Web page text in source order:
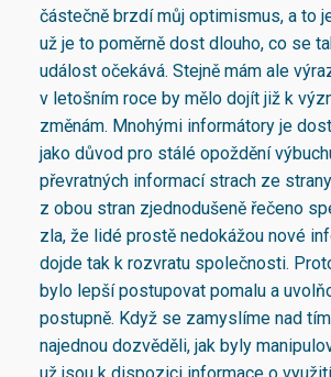
částečně brzdí můj optimismus, a to
už je to poměrně dost dlouho, co se
událost očekává. Stejně mám ale
v letošním roce by mělo dojít již k
změnám. Mnohými informátory je
jako důvod pro stálé opoždění
převratných informací strach ze
z obou stran zjednodušeně řečeno
zla, že lidé prostě nedokážou nové
dojde tak k rozvratu společnosti.
bylo lepší postupovat pomalu a
postupně. Když se zamyslíme nad
najednou dozvěděli, jak byly